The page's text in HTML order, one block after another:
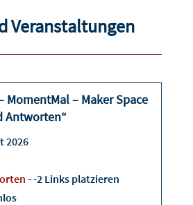
Veranstaltungen
MomentMal – Maker Space
Antworten“
2026
- -2 Links platzieren